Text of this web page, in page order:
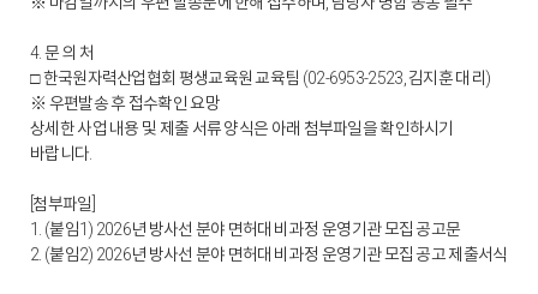
4. 문 의 처
□한국원자력산업협회 평생교육원 교육팀 (02-6953-2523, 김지훈 대리)
※ 우편발송 후 접수확인 요망
상세한 사업 내용 및 제출 서류 양식은 아래 첨부파일을 확인하시기
바랍니다.
[첨부파일]
1. (붙임1) 2026년 방사선 분야 면허대비 과정 운영기관 모집 공고문
2. (붙임2) 2026년 방사선 분야 면허대비 과정 운영기관 모집 공고 제출서식